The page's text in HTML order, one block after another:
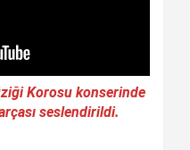
Korosu konserinde
seslendirildi.